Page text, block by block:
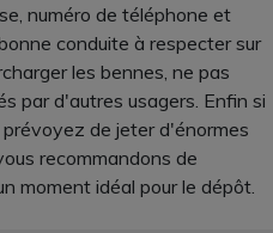
numéro de téléphone et
conduite à respecter sur
les bennes, ne pas
par d'autres usagers. Enfin si
de jeter d'énormes
recommandons de
moment idéal pour le dépôt.